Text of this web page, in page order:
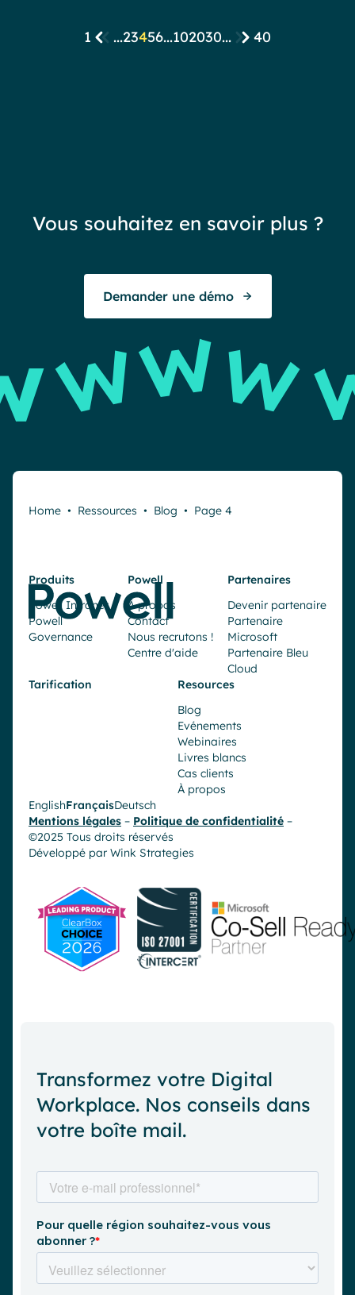
1 ...23456...102030... 40
Vous souhaitez en savoir plus ?
Demander une démo
Home • Ressources • Blog • Page 4
Produits
Powell Intranet
Powell
Governance
Powell
À propos
Contact
Nous recrutons !
Centre d'aide
Partenaires
Devenir partenaire
Partenaire
Microsoft
Partenaire Bleu
Cloud
Tarification
Resources
Blog
Evénements
Webinaires
Livres blancs
Cas clients
À propos
EnglishFrançaisDeutsch
Mentions légales – Politique de confidentialité –
©2025 Tous droits réservés
Développé par Wink Strategies
Transformez votre Digital
Workplace. Nos conseils dans
votre boîte mail.